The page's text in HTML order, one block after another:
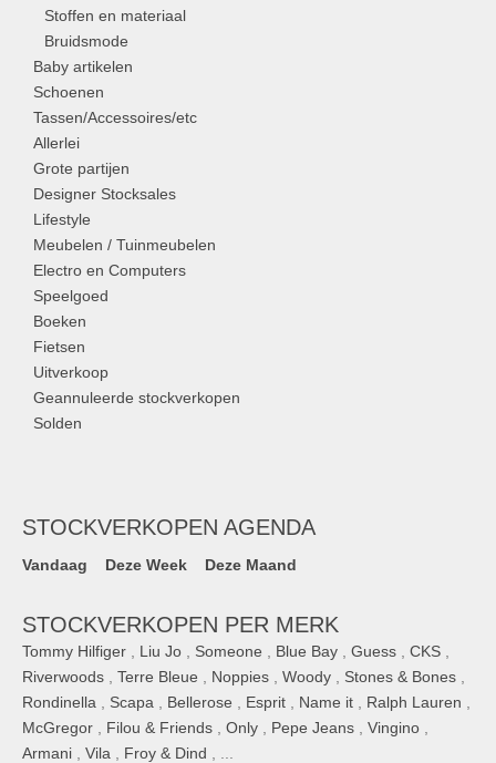
Stoffen en materiaal
Bruidsmode
Baby artikelen
Schoenen
Tassen/Accessoires/etc
Allerlei
Grote partijen
Designer Stocksales
Lifestyle
Meubelen / Tuinmeubelen
Electro en Computers
Speelgoed
Boeken
Fietsen
Uitverkoop
Geannuleerde stockverkopen
Solden
STOCKVERKOPEN AGENDA
Vandaag Deze Week Deze Maand
STOCKVERKOPEN PER MERK
Tommy Hilfiger Liu Jo Someone Blue Bay Guess CKS
Riverwoods
Terre Bleue Noppies Woody Stones & Bones
Rondinella
Scapa Bellerose Esprit Name it Ralph Lauren
McGregor
Filou & Friends Only Pepe Jeans Vingino
Armani
Vila Froy & Dind